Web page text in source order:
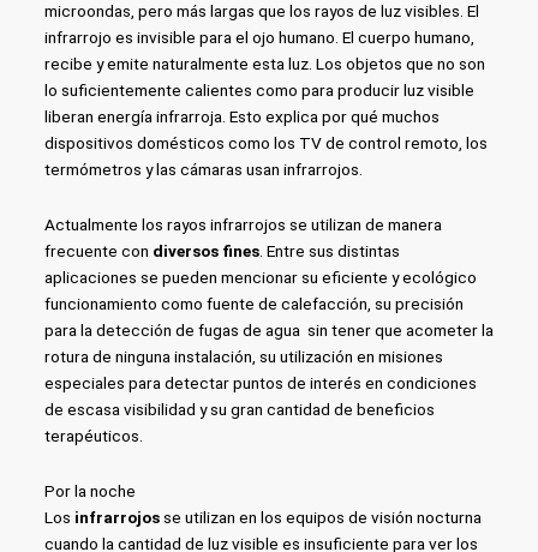
microondas, pero más largas que los rayos de luz visibles. El
infrarrojo es invisible para el ojo humano. El cuerpo humano,
recibe y emite naturalmente esta luz. Los objetos que no son
lo suficientemente calientes como para producir luz visible
liberan energía infrarroja. Esto explica por qué muchos
dispositivos domésticos como los TV de control remoto, los
termómetros y las cámaras usan infrarrojos.
Actualmente los rayos infrarrojos se utilizan de manera
frecuente con diversos fines. Entre sus distintas
aplicaciones se pueden mencionar su eficiente y ecológico
funcionamiento como fuente de calefacción, su precisión
para la detección de fugas de agua sin tener que acometer la
rotura de ninguna instalación, su utilización en misiones
especiales para detectar puntos de interés en condiciones
de escasa visibilidad y su gran cantidad de beneficios
terapéuticos.
Por la noche
Los infrarrojosse utilizan en los equipos de visión nocturna
cuando la cantidad de luz visible es insuficiente para ver los